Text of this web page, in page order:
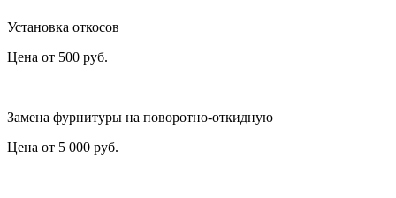
Установка откосов
Цена от 500 руб.
Замена фурнитуры на поворотно-откидную
Цена от 5 000 руб.